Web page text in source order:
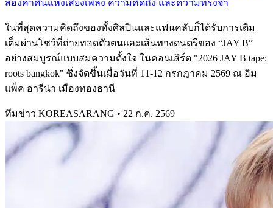
สองค่ำคืนแห่งเสียงเพลง ความคิดถึง และความทรงจำ
ในที่สุดความคิดถึงของทั้งศิลปินและแฟนคลับก็ได้รับการเติม
เต็มผ่านโชว์ที่ถ่ายทอดตัวตนและเส้นทางดนตรีของ “JAY B”
อย่างสมบูรณ์แบบสมความตั้งใจ ในคอนเสิร์ต "2026 JAY B tape:
roots bangkok" ซึ่งจัดขึ้นเมื่อวันที่ 11-12 กรกฎาคม 2569 ณ อิม
แพ็ค อารีน่า เมืองทองธานี
ทีมข่าว KOREASARANG • 22 ก.ค. 2569